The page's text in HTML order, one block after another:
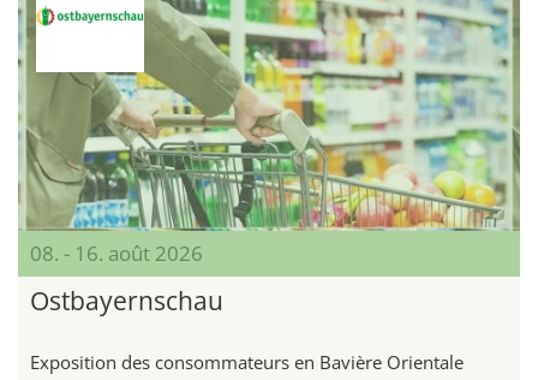
08. - 16. août 2026
Ostbayernschau
Exposition des consommateurs en Bavière Orientale